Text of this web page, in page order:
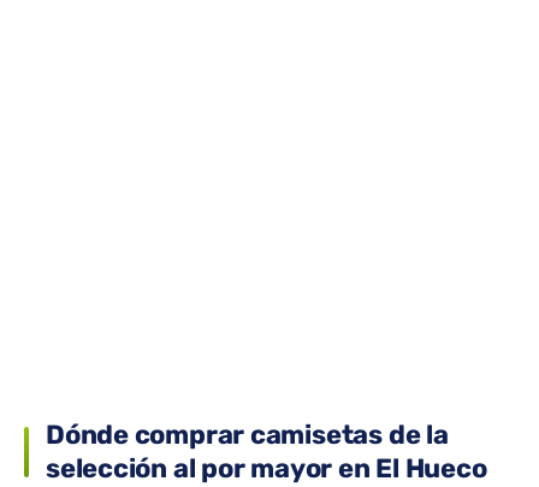
Dónde comprar camisetas de la
selección al por mayor en El Hueco